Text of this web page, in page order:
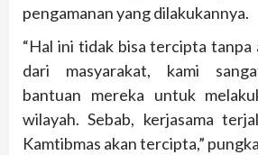
pengamanan yang dilakukannya.
“Hal ini tidak bisa tercipta tanpa
dari masyarakat, kami
bantuan mereka untuk
wilayah. Sebab, kerjasama
Kamtibmas akan tercipta,”